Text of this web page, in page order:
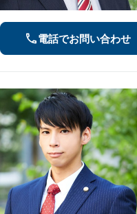
電話でお問い合わせ